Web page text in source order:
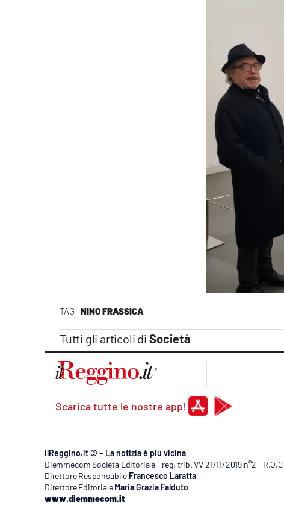
TAG NINO FRASSICA
Tutti gli articoli di Società
Scarica tutte le nostre app!
ilReggino.it © – La notizia è più vicina
Diemmecom Società Editoriale - reg. trib. VV 21/11/2019 n°2 -
Direttore Responsabile Francesco Laratta
Direttore Editoriale Maria Grazia Falduto
www.diemmecom.it